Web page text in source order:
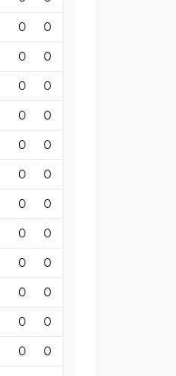
0 0
0 0
0 0
0 0
0 0
0 0
0 0
0 0
0 0
0 0
0 0
0 0